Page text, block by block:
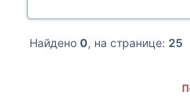
Найдено 0, на странице: 25